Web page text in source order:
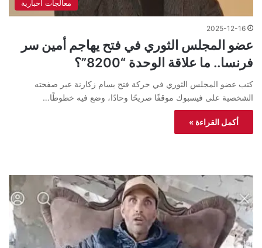
معالجات اخبارية
2025-12-16
عضو المجلس الثوري في فتح يهاجم أمين سر
فرنسا.. ما علاقة الوحدة “8200”؟
كتب عضو المجلس الثوري في حركة فتح بسام زكارنة عبر صفحته
الشخصية على فيسبوك موقفًا صريحًا وحادًا، وضع فيه خطوطًا…
أكمل القراءة »